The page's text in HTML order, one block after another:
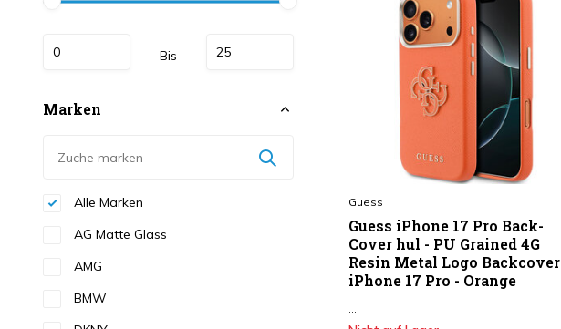
Bis
Marken
Alle Marken
AG Matte Glass
AMG
BMW
Guess
Guess iPhone 17 Pro Back-
Cover hul - PU Grained 4G
Resin Metal Logo Backcover
iPhone 17 Pro - Orange
...